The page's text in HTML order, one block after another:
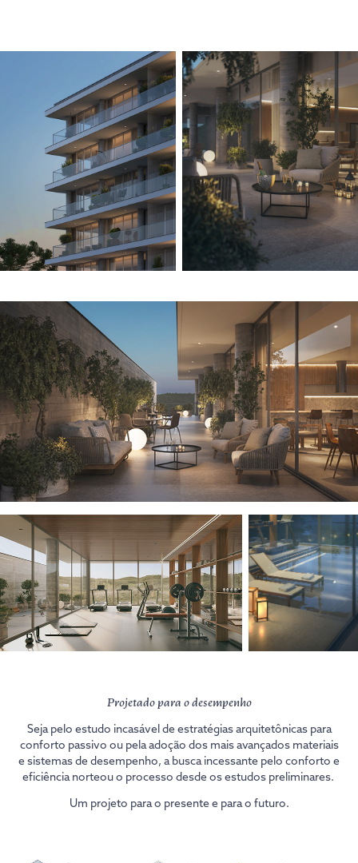
Projetado para o desempenho
Seja pelo estudo incasável de estratégias arquitetônicas para
conforto passivo ou pela adoção dos mais avançados materiais
e sistemas de desempenho, a busca incessante pelo conforto e
eficiência norteou o processo desde os estudos preliminares.
Um projeto para o presente e para o futuro.